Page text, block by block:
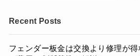
Recent Posts
フェンダー板金は交換より修理が